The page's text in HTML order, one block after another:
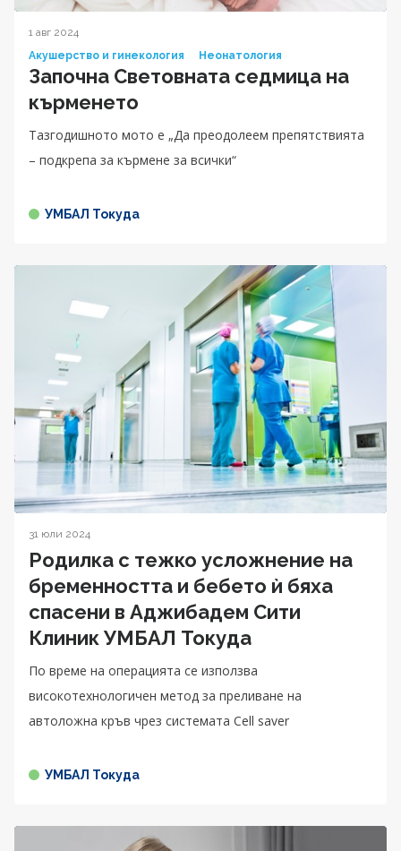
1 авг 2024
Акушерство и гинекология
Неонатология
Започна Световната седмица на
кърменето
Тазгодишното мото е „Да преодолеем препятствията
– подкрепа за кърмене за всички“
УМБАЛ Токуда
31 юли 2024
Родилка с тежко усложнение на
бременността и бебето ѝ бяха
спасени в Аджибадем Сити
Клиник УМБАЛ Токуда
По време на операцията се използва
високотехнологичен метод за преливане на
автоложна кръв чрез системата Cell saver
УМБАЛ Токуда